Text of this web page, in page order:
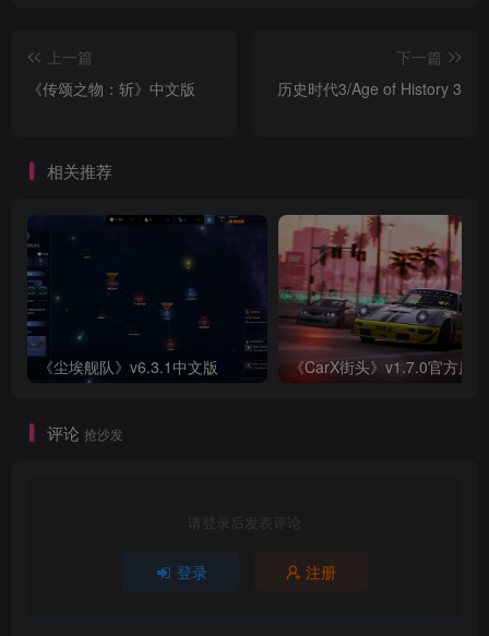
上一篇
《传颂之物：斩》中文版
下一篇
历史时代3/Age of History 3
相关推荐
《尘埃舰队》v6.3.1中文版 《CarX街头》v1.7.0官方原版
评论 抢沙发
请登录后发表评论
登录 注册